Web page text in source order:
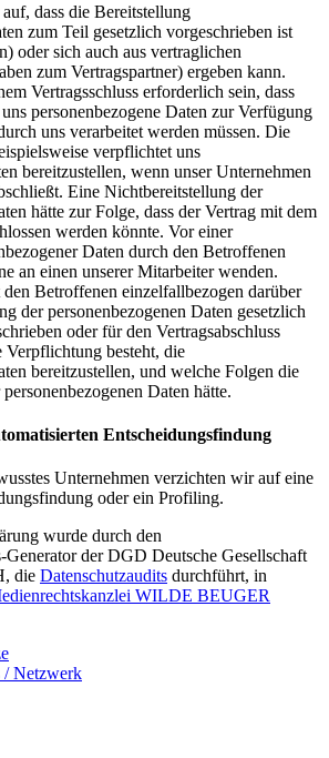
dass die Bereitstellung
zum Teil gesetzlich vorgeschrieben ist
oder sich auch aus vertraglichen
zum Vertragspartner) ergeben kann.
Vertragsschluss erforderlich sein, dass
personenbezogene Daten zur Verfügung
uns verarbeitet werden müssen. Die
verpflichtet uns
bereitzustellen, wenn unser Unternehmen
Eine Nichtbereitstellung der
hätte zur Folge, dass der Vertrag mit dem
werden könnte. Vor einer
Daten durch den Betroffenen
an einen unserer Mitarbeiter wenden.
Betroffenen einzelfallbezogen darüber
der personenbezogenen Daten gesetzlich
oder für den Vertragsabschluss
besteht, die
bereitzustellen, und welche Folgen die
Daten hätte.
Entscheidungsfindung
Unternehmen verzichten wir auf eine
oder ein Profiling.
wurde durch den
Generator der DGD Deutsche Gesellschaft
die Datenschutzaudits durchführt, in
WILDE BEUGER
Netzwerk